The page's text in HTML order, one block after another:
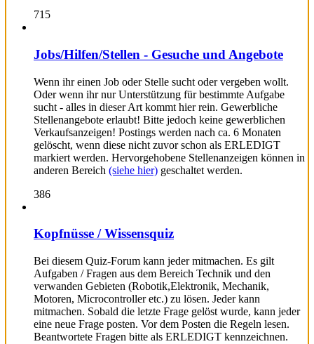
715
Jobs/Hilfen/Stellen - Gesuche und Angebote
Wenn ihr einen Job oder Stelle sucht oder vergeben wollt.
Oder wenn ihr nur Unterstützung für bestimmte Aufgabe
sucht - alles in dieser Art kommt hier rein. Gewerbliche
Stellenangebote erlaubt! Bitte jedoch keine gewerblichen
Verkaufsanzeigen! Postings werden nach ca. 6 Monaten
gelöscht, wenn diese nicht zuvor schon als ERLEDIGT
markiert werden. Hervorgehobene Stellenanzeigen können in
anderen Bereich (siehe hier) geschaltet werden.
386
Kopfnüsse / Wissensquiz
Bei diesem Quiz-Forum kann jeder mitmachen. Es gilt
Aufgaben / Fragen aus dem Bereich Technik und den
verwanden Gebieten (Robotik,Elektronik, Mechanik,
Motoren, Microcontroller etc.) zu lösen. Jeder kann
mitmachen. Sobald die letzte Frage gelöst wurde, kann jeder
eine neue Frage posten. Vor dem Posten die Regeln lesen.
Beantwortete Fragen bitte als ERLEDIGT kennzeichnen.